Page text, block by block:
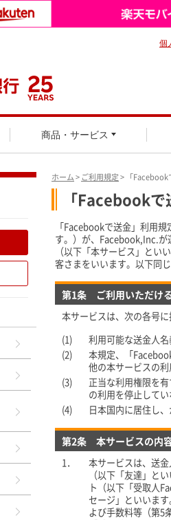
商品・サービス
個
ホーム>ご利用規定> 「Facebook
「Facebook
「Facebookで送金」利用
す。）が、Facebook,Inc.
（以下「本サービス」と
客さまをいいます。以下同
第1条 ご利用いただけ
本サービスは、次の各号
(1)
利用可能な送金人
(2)
本規定、「
他の本サービスの
(3)
正当な利用権限を
の利用を停止して
(4)
日本国内に居住し
第2条 本サービスの内
1．
本サービスは、送
（以下「友達」と
ト（以下「受取人
セージ」といいま
よび手数料等（第5